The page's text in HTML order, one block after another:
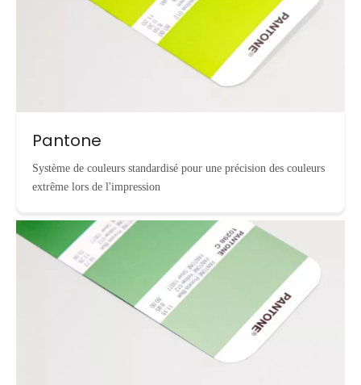
Pantone
Système de couleurs standardisé pour une précision des couleurs
extrême lors de l'impression